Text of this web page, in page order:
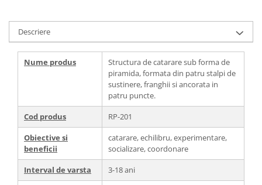
Descriere
Nume produs
Structura de catarare sub forma de
piramida, formata din patru stalpi de
sustinere, franghii si ancorata in
patru puncte.
Cod produs
RP-201
Obiective si
beneficii
catarare, echilibru, experimentare,
socializare, coordonare
Interval de varsta
3-18 ani